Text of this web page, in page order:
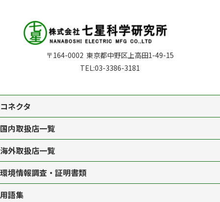
〒164-0002 東京都中野区上高田1-49-15
TEL:03-3386-3181
コネクタ
国内取扱店一覧
海外取扱店一覧
環境情報調査・証明書類
用語集